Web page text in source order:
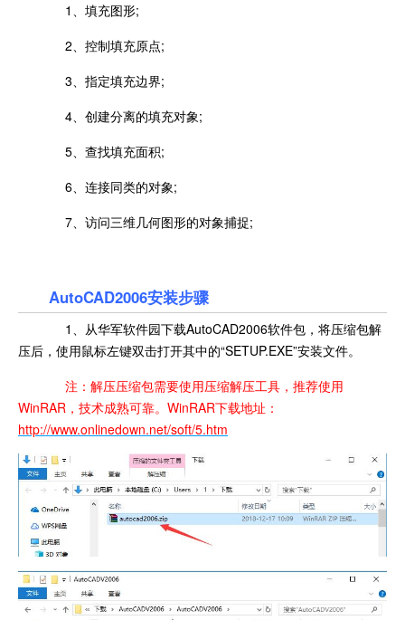
1、填充图形;
2、控制填充原点;
3、指定填充边界;
4、创建分离的填充对象;
5、查找填充面积;
6、连接同类的对象;
7、访问三维几何图形的对象捕捉;
AutoCAD2006安装步骤
1、从华军软件园下载AutoCAD2006软件包，将压缩包解
压后，使用鼠标左键双击打开其中的“SETUP.EXE”安装文件。
注：解压压缩包需要使用压缩解压工具，推荐使用
WinRAR，技术成熟可靠。WinRAR下载地址：
http://www.onlinedown.net/soft/5.htm